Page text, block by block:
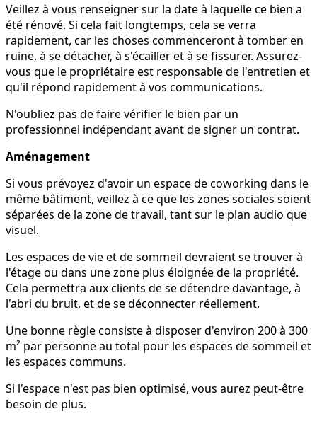
Veillez à vous renseigner sur la date à laquelle ce bien a
été rénové. Si cela fait longtemps, cela se verra
rapidement, car les choses commenceront à tomber en
ruine, à se détacher, à s'écailler et à se fissurer. Assurez-
vous que le propriétaire est responsable de l'entretien et
qu'il répond rapidement à vos communications.
N'oubliez pas de faire vérifier le bien par un
professionnel indépendant avant de signer un contrat.
Aménagement
Si vous prévoyez d'avoir un espace de coworking dans le
même bâtiment, veillez à ce que les zones sociales soient
séparées de la zone de travail, tant sur le plan audio que
visuel.
Les espaces de vie et de sommeil devraient se trouver à
l'étage ou dans une zone plus éloignée de la propriété.
Cela permettra aux clients de se détendre davantage, à
l'abri du bruit, et de se déconnecter réellement.
Une bonne règle consiste à disposer d'environ 200 à 300
m² par personne au total pour les espaces de sommeil et
les espaces communs.
Si l'espace n'est pas bien optimisé, vous aurez peut-être
besoin de plus.